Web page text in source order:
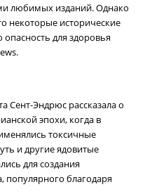
любимых изданий. Однако
некоторые исторические
для здоровья
Сент-Эндрюс рассказала о
эпохи, когда в
токсичные
и другие ядовитые
для создания
популярного благодаря